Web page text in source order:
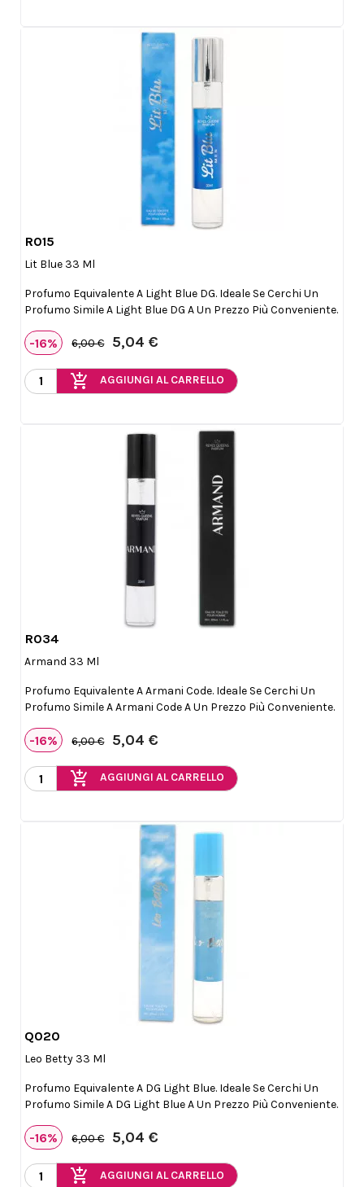
R015
Lit Blue 33 Ml
Profumo Equivalente A Light Blue DG. Ideale Se Cerchi Un
Profumo Simile A Light Blue DG A Un Prezzo Più Conveniente.
-16% 6,00 € 5,04 €
add_shopping_cart AGGIUNGI AL CARRELLO
R034
Armand 33 Ml
Profumo Equivalente A Armani Code. Ideale Se Cerchi Un
Profumo Simile A Armani Code A Un Prezzo Più Conveniente.
-16% 6,00 € 5,04 €
add_shopping_cart AGGIUNGI AL CARRELLO
Q020
Leo Betty 33 Ml
Profumo Equivalente A DG Light Blue. Ideale Se Cerchi Un
Profumo Simile A DG Light Blue A Un Prezzo Più Conveniente.
-16% 6,00 € 5,04 €
add_shopping_cart AGGIUNGI AL CARRELLO